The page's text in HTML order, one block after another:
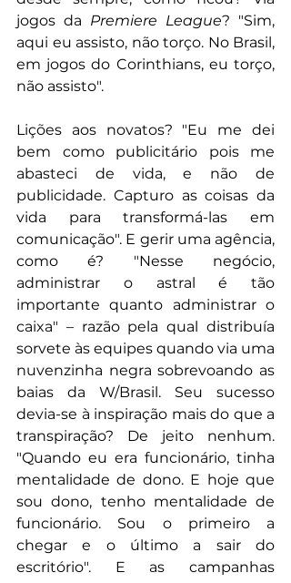
jogos da Premiere League? "Sim,
aqui eu assisto, não torço. No Brasil,
em jogos do Corinthians, eu torço,
não assisto".
Lições aos novatos? "Eu me dei
bem como publicitário pois me
abasteci de vida, e não de
publicidade. Capturo as coisas da
vida para transformá-las em
comunicação". E gerir uma agência,
como é? "Nesse negócio,
administrar o astral é tão
importante quanto administrar o
caixa" – razão pela qual distribuía
sorvete às equipes quando via uma
nuvenzinha negra sobrevoando as
baias da W/Brasil. Seu sucesso
devia-se à inspiração mais do que a
transpiração? De jeito nenhum.
"Quando eu era funcionário, tinha
mentalidade de dono. E hoje que
sou dono, tenho mentalidade de
funcionário. Sou o primeiro a
chegar e o último a sair do
escritório". E as campanhas